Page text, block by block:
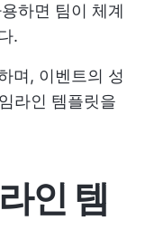
하면 팀이 체계
.
며, 이벤트의 성
라인 템플릿을
인 템